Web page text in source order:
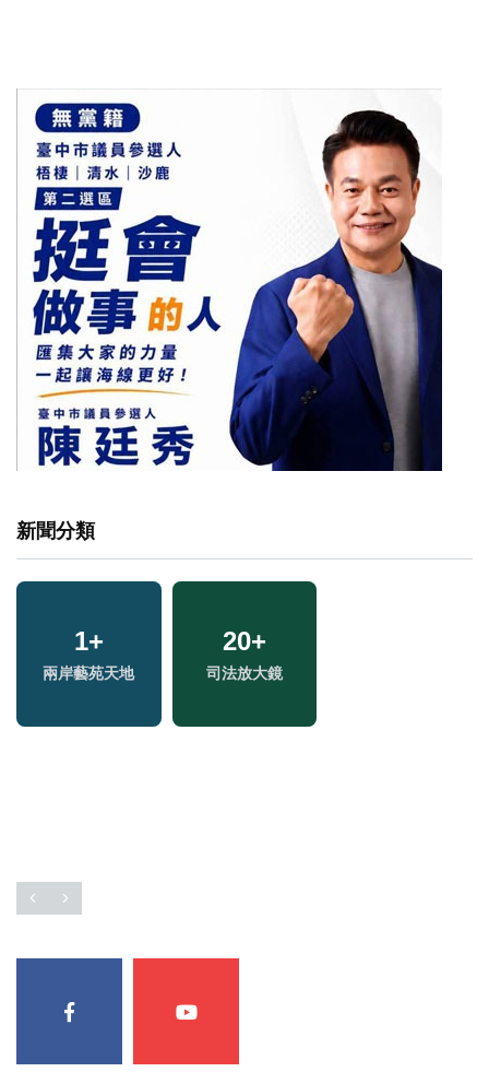
新聞分類
1+
兩岸藝苑天地
19+
司法放大鏡
321+
熱門
16+
評論